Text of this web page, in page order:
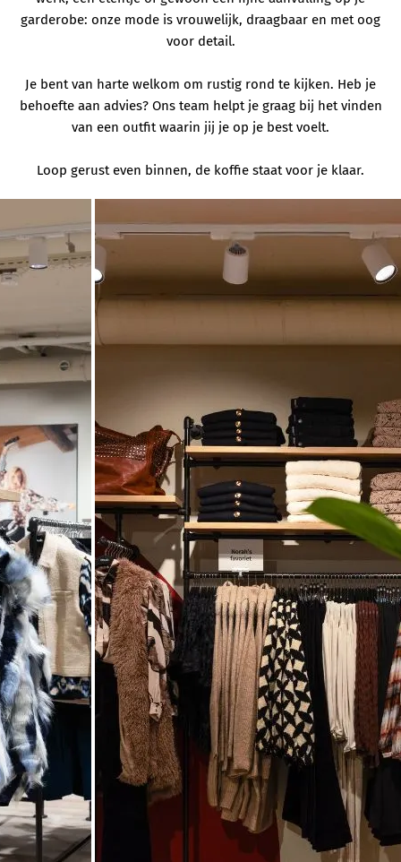
garderobe: onze mode is vrouwelijk, draagbaar en met oog
voor detail.
Je bent van harte welkom om rustig rond te kijken. Heb je
behoefte aan advies? Ons team helpt je graag bij het vinden
van een outfit waarin jij je op je best voelt.
Loop gerust even binnen, de koffie staat voor je klaar.